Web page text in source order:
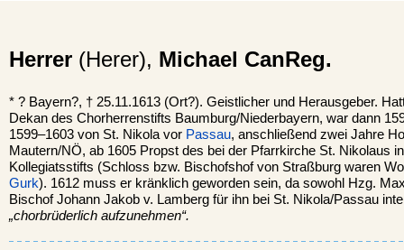
Herrer (Herer), Michael CanReg.
* ? Bayern?, † 25.11.1613 (Ort?). Geistlicher und Herausgeber.
Dekan des Chorherrenstifts Baumburg/Niederbayern, war dann
1599–1603 von St. Nikola vor Passau, anschließend zwei Jahre
Mautern/NÖ, ab 1605 Propst des bei der Pfarrkirche St. Nikolaus
Kollegiatsstifts (Schloss bzw. Bischofshof von Straßburg waren
Gurk). 1612 muss er kränklich geworden sein, da sowohl Hzg.
Bischof Johann Jakob v. Lamberg für ihn bei St. Nikola/Passau
„chorbrüderlich aufzunehmen“.